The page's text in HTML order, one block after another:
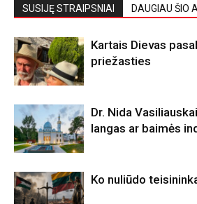
SUSIJĘ STRAIPSNIAI DAUGIAU ŠIO
Kartais Dievas
priežasties
Dr. Nida
langas ar baimės
Ko nuliūdo